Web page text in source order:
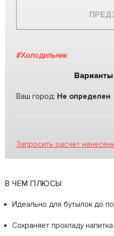
#Холодильник
Ваш город: Не определен
Запросить расчет
В ЧЕМ ПЛЮСЫ
Идеально для бутылок до
Сохраняет прохладу